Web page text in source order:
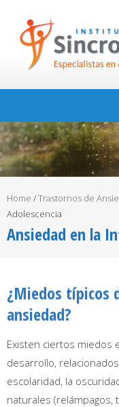
Home /Trastornos de
Adolescencia
Ansiedad en la
¿Miedos típicos
ansiedad?
Existen ciertos miedos
desarrollo,
escolaridad, la
naturales